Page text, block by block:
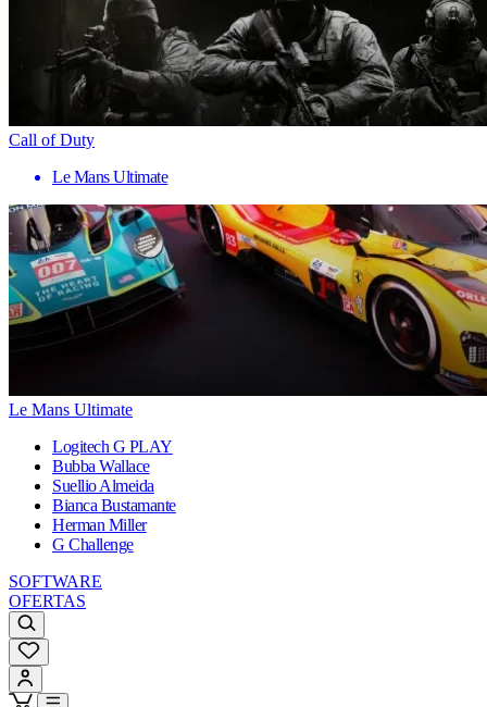
Call of Duty
Le Mans Ultimate
Le Mans Ultimate
Logitech G PLAY
Bubba Wallace
Suellio Almeida
Bianca Bustamante
Herman Miller
G Challenge
SOFTWARE
OFERTAS